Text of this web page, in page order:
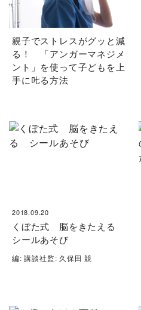
親子でストレスがグッと減
る！ 「アンガーマネジメ
ント」を使って子どもを上
手に𠮟る方法
2018.09.20
くぼた式 脳をきたえる
シールあそび
編: 講談社監: 久保田 競